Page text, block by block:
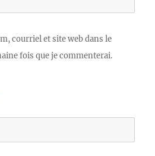
courriel et site web dans le
fois que je commenterai.